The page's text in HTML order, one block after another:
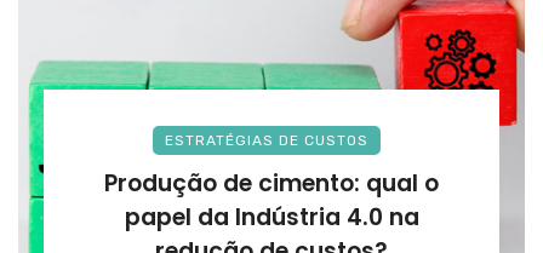
ESTRATÉGIAS DE CUSTOS
Produção de cimento: qual o
papel da Indústria 4.0 na